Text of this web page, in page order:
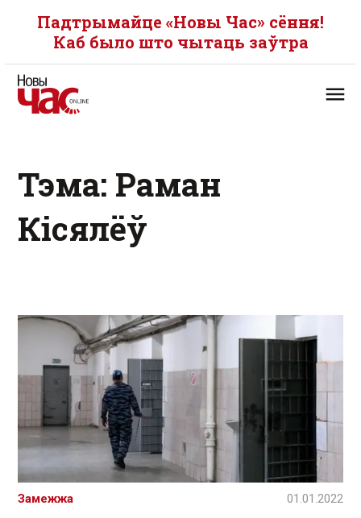
Падтрымайце «Новы Час» сёння!
Каб было што чытаць заўтра
Тэма: Раман
Кісялёў
Замежжа 01.01.2022